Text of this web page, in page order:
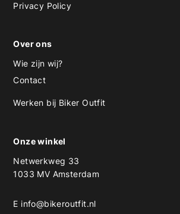
Privacy Policy
Over ons
Wie zijn wij?
Contact
Werken bij Biker Outfit
Onze winkel
Netwerkweg 33
1033 MV Amsterdam
E info@bikeroutfit.nl